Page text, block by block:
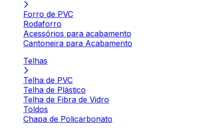
Forro de PVC
Rodaforro
Acessórios para acabamento
Cantoneira para Acabamento
Telhas
Telha de PVC
Telha de Plástico
Telha de Fibra de Vidro
Toldos
Chapa de Policarbonato